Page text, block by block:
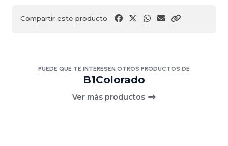
Compartir este producto
PUEDE QUE TE INTERESEN OTROS PRODUCTOS DE
B1Colorado
Ver más productos